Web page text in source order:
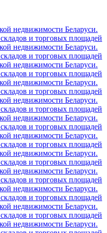
недвижимости Беларуси.
и торговых площадей
недвижимости Беларуси.
и торговых площадей
недвижимости Беларуси.
и торговых площадей
недвижимости Беларуси.
и торговых площадей
недвижимости Беларуси.
и торговых площадей
недвижимости Беларуси.
и торговых площадей
недвижимости Беларуси.
и торговых площадей
недвижимости Беларуси.
и торговых площадей
недвижимости Беларуси.
и торговых площадей
недвижимости Беларуси.
и торговых площадей
недвижимости Беларуси.
и торговых площадей
недвижимости Беларуси.